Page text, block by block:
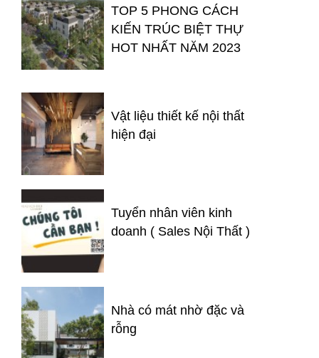
TOP 5 PHONG CÁCH
KIẾN TRÚC BIỆT THỰ
HOT NHẤT NĂM 2023
Vật liệu thiết kế nội thất
hiện đại
Tuyển nhân viên kinh
doanh ( Sales Nội Thất )
Nhà có mát nhờ đặc và
rỗng